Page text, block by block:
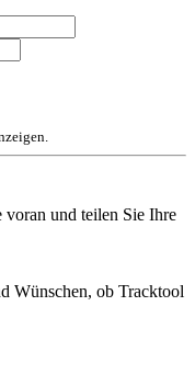
und teilen Sie Ihre
Wünschen, ob Tracktool